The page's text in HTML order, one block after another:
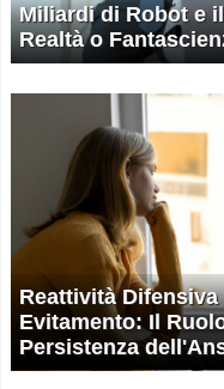
Miliardi di Robot e
Realtà o
Reattività
Evitamento: Il
Persistenza